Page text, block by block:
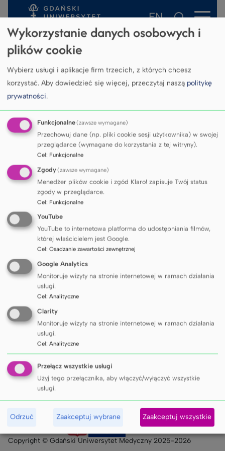
do
treści
do
wyszukiwarki
do
stopki
menu
bocznego
EN
STRONA GŁÓWNA
Gdański Uniwersytet Medyczny
ul. M. Skłodowskiej-Curie 3a, 80-210 Gdańsk
(+48) 58 349 11 11, info@gumed.edu.pl
e-Doręczenia AE:PL-13777-32718-RJUCS-15
NIP 584-09-55-985
Nasza społeczność
Gazeta GUMed
Skalpel. Podcast GUMed
Projekty
Uczelnia Badawcza
Ważne linki
Polityka prywatności
Deklaracja dostępności
Copyright © Gdański Uniwersytet Medyczny 2025-2026
Wykorzystanie danych osobowych i
plików cookie
Wybierz usługi i aplikacje firm trzecich, z których chcesz
korzystać. Aby dowiedzieć się więcej, przeczytaj naszą politykę
prywatności.
Funkcjonalne(zawsze wymagane)
Przechowuj dane (np. pliki cookie sesji użytkownika) w swojej
przeglądarce (wymagane do korzystania z tej witryny).
Cel: Funkcjonalne
Zgody(zawsze wymagane)
Menedżer plików cookie i zgód Klaro! zapisuje Twój status
zgody w przeglądarce.
Cel: Funkcjonalne
YouTube
YouTube to internetowa platforma do udostępniania filmów,
której właścicielem jest Google.
Cel: Osadzanie zawartości zewnętrznej
Google Analytics
Monitoruje wizyty na stronie internetowej w ramach działania
usługi.
Cel: Analityczne
Clarity
Monitoruje wizyty na stronie internetowej w ramach działania
usługi.
Cel: Analityczne
Przełącz wszystkie usługi
Użyj tego przełącznika, aby włączyć/wyłączyć wszystkie
usługi.
Odrzuć Zaakceptuj wybrane Zaakceptuj wszystkie